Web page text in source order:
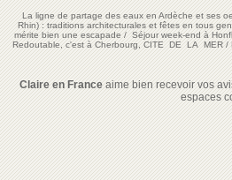
La ligne de partage des eaux en Ardèche et ses
Rhin) : traditions architecturales et fêtes en tous
mérite bien une escapade/Séjour week-end à
Redoutable, c'est à Cherbourg, CITE DE LA MER/
Claire en Franceaime bien recevoir vos
espaces